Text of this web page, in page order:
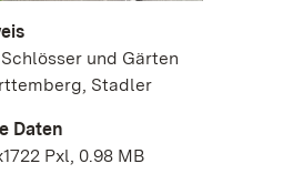
und Gärten
Stadler
Daten
Pxl, 0.98 MB